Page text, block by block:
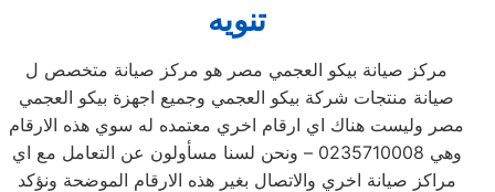
تنويه
مركز صيانة بيكو العجمي مصر هو مركز صيانة متخصص ل
صيانة منتجات شركة بيكو العجمي وجميع اجهزة بيكو العجمي
مصر وليست هناك اي ارقام اخري معتمده له سوي هذه الارقام
وهي 0235710008 – ونحن لسنا مسأولون عن التعامل مع اي
مراكز صيانة اخري والاتصال بغير هذه الارقام الموضحة ونؤكد